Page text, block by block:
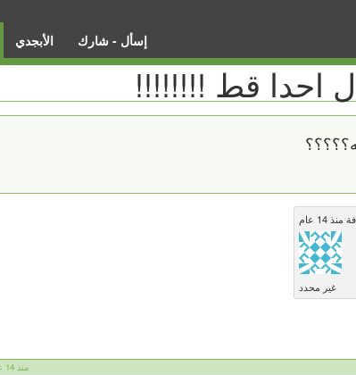
الأبجدي إسأل - شارك
احدا قط !!!!!!!!
14 عام
غير محدد
hesham helmy منذ 14 عام